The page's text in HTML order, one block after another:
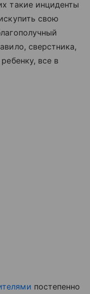
такие инциденты
свою
сверстника,
все в
постепенно